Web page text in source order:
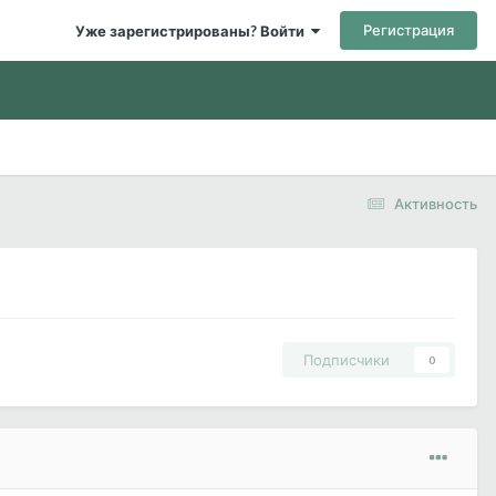
Уже зарегистрированы? Войти Регистрация
Активность
Подписчики 0